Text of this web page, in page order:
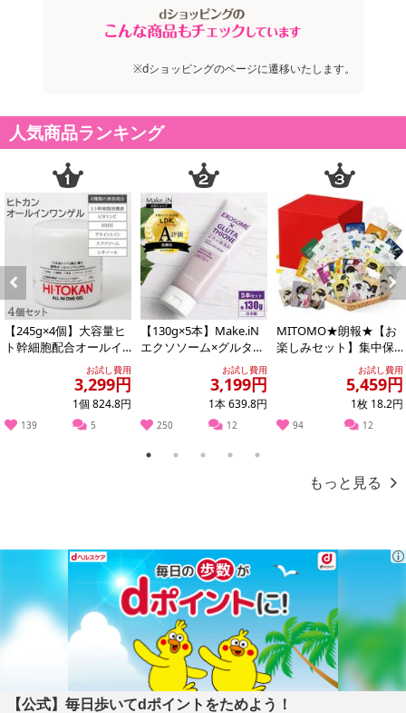
※dショッピングのページに遷移いたします。
人気商品ランキング
Previous
【245g×4個】大容量ヒ
ト幹細胞配合オールイ
お試し費用
3,299円
1個 824.8円
139 5
【130g×5本】Make.iN
エクソソーム×グルタチ
オン どろ×泡洗顔お試し費用
3,199円
1本 639.8円
250 12
MITOMO★朗報★【お
楽しみセット】集中保
湿マスクパック100枚増
お試し費用
5,459円
1枚 18.2円
94 12
Next
1 2 3 4 5
もっと見る
【公式】毎日歩いてdポイントをためよう！